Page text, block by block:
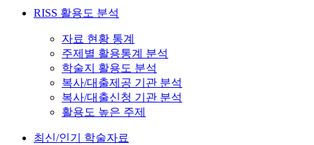
RISS 활용도 분석
자료 현황 통계
주제별 활용통계 분석
학술지 활용도 분석
복사/대출제공 기관 분석
복사/대출신청 기관 분석
활용도 높은 주제
최신/인기 학술자료